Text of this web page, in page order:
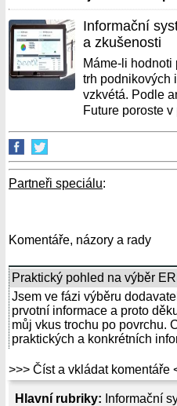
Hlavní rubriky: Informační
Informační
a zkušenosti
Máme-li
trh podnikových
vzkvétá. Podle
Future poroste
Partneři speciálu:
Komentáře, názory a rady
Praktický pohled na výběr
Jsem ve fázi výběru
prvotní informace a proto
můj vkus trochu po povrchu.
praktických a konkrétních
>>> Číst a vkládat komentáře